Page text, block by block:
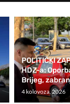
POLITIČKI
HDZ-a:
Brijeg,
4 kolovoza, 2026